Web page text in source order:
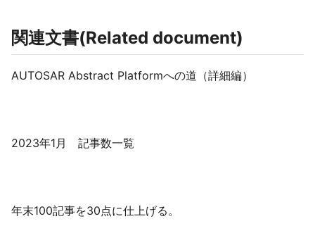
関連文書(Related document)
AUTOSAR Abstract Platformへの道（詳細編）
2023年1月 記事数一覧
年末100記事を30点に仕上げる。